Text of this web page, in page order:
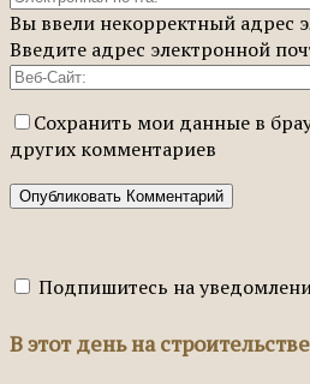
Вы ввели некорректный адрес
Введите адрес электронной
Сохранить мои данные в
других комментариев
Подпишитесь на
В этот день на